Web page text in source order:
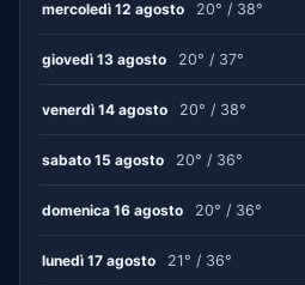
mercoledì 12 agosto 20° / 38°
giovedì 13 agosto 20° / 37°
venerdì 14 agosto 20° / 38°
sabato 15 agosto 20° / 36°
domenica 16 agosto 20° / 36°
lunedì 17 agosto 21° / 36°